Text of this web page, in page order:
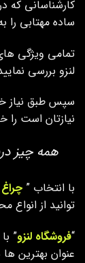
کارشناسانی که
ساده مهتابی
تمامی ویژگی‌
لنزو بررسی
سپس طبق نیاز
نیازتان است را
همه چیز
با انتخاب ”
توانید از
“فروشگاه لنزو”
عنوان بهترین